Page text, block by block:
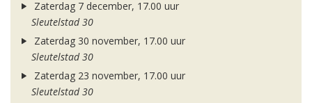
Zaterdag 7 december, 17.00 uur
Sleutelstad 30
Zaterdag 30 november, 17.00 uur
Sleutelstad 30
Zaterdag 23 november, 17.00 uur
Sleutelstad 30